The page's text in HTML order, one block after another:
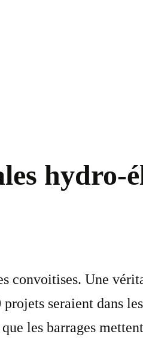
hydro-
convoitises. Une
projets seraient dans
les barrages